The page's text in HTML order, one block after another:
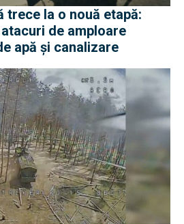
trece la o nouă etapă:
de amploare
apă și canalizare